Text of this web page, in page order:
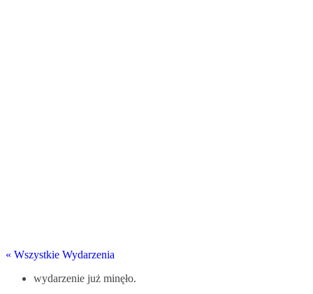
« Wszystkie Wydarzenia
wydarzenie już minęło.